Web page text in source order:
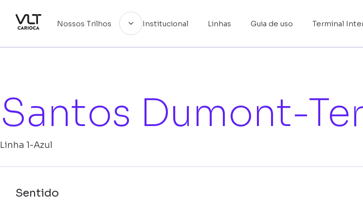
Nossos Trilhos Institucional Linhas Guia de uso Terminal
Linhas
Terminal Intermodal Gentileza
Santos Dumont-
Linha 1-Azul
Sentido